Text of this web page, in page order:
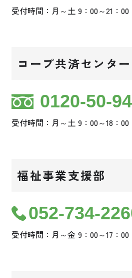
受付時間：月～土 9：00～21：00
コープ共済センター
0120-50-
受付時間：月～土 9：00～18：00
福祉事業支援部
052-734-
受付時間：月～金 9：00～17：00